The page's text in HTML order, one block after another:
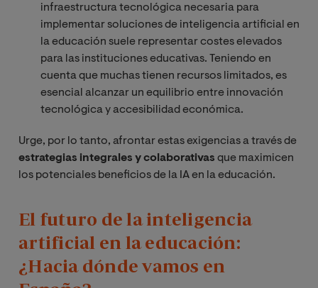
infraestructura tecnológica necesaria para
implementar soluciones de inteligencia artificial en
la educación suele representar costes elevados
para las instituciones educativas. Teniendo en
cuenta que muchas tienen recursos limitados, es
esencial alcanzar un equilibrio entre innovación
tecnológica y accesibilidad económica.
Urge, por lo tanto, afrontar estas exigencias a través de
estrategias integrales y colaborativas que maximicen
los potenciales beneficios de la IA en la educación.
El futuro de la inteligencia
artificial en la educación:
¿Hacia dónde vamos en